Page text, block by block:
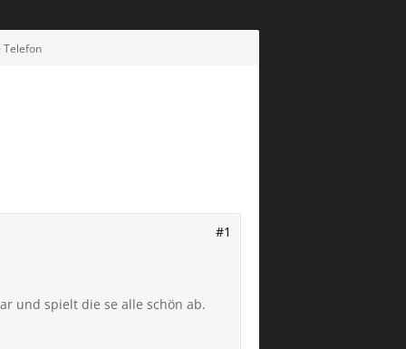
Telefon
#1
und spielt die se alle schön ab.